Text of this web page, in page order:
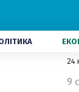
24
9